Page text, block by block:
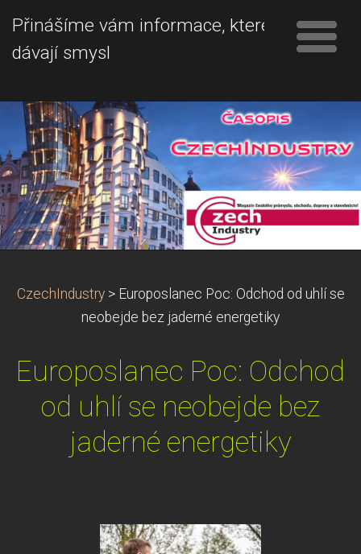
Přinášíme vám informace, které
dávají smysl
CzechIndustry > Europoslanec Poc: Odchod od uhlí se
neobejde bez jaderné energetiky
Europoslanec Poc: Odchod
od uhlí se neobejde bez
jaderné energetiky